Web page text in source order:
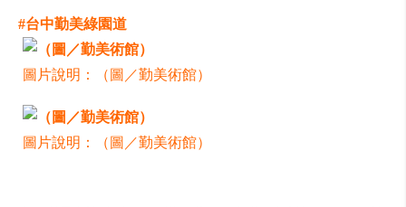
#台中勤美綠園道
圖片說明：（圖／勤美術館）
圖片說明：（圖／勤美術館）